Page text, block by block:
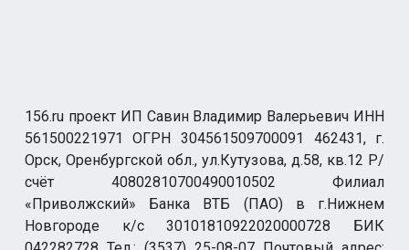
156.ru проект ИП Савин Владимир Валерьевич ИНН
561500221971 ОГРН 304561509700091 462431, г.
Орск, Оренбургской обл., ул.Кутузова, д.58, кв.12 Р/
счёт 40802810700490010502 Филиал
«Приволжский» Банка ВТБ (ПАО) в г.Нижнем
Новгороде к/с 30101810922020000728 БИК